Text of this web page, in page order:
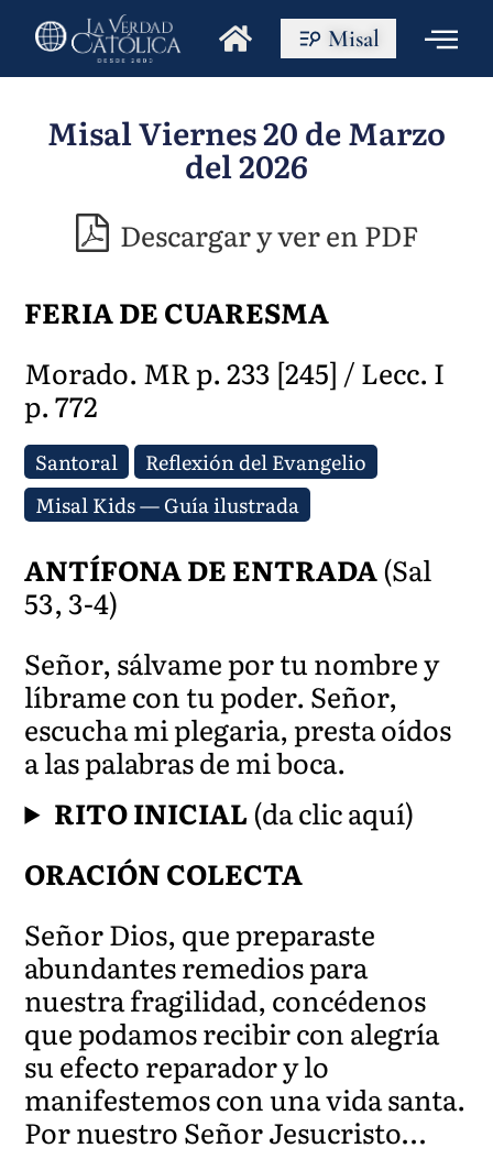
Misal
Misal Viernes 20 de Marzo
del 2026
Descargar y ver en PDF
FERIA DE CUARESMA
Morado. MR p. 233 [245] / Lecc. I
p. 772
Santoral
Reflexión del Evangelio
Misal Kids — Guía ilustrada
ANTÍFONA DE ENTRADA(Sal
53, 3-4)
Señor, sálvame por tu nombre y
líbrame con tu poder. Señor,
escucha mi plegaria, presta oídos
a las palabras de mi boca.
RITO INICIAL(da clic aquí)
ORACIÓN COLECTA
Señor Dios, que preparaste
abundantes remedios para
nuestra fragilidad, concédenos
que podamos recibir con alegría
su efecto reparador y lo
manifestemos con una vida santa.
Por nuestro Señor Jesucristo…